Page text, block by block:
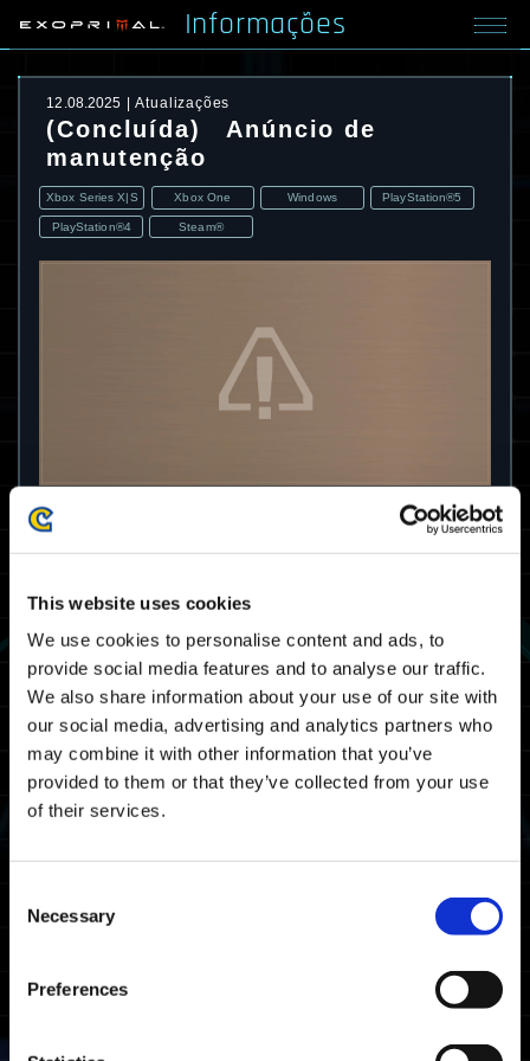
This website uses cookies
We use cookies to personalise content and ads, to
provide social media features and to analyse our traffic.
We also share information about your use of our site with
our social media, advertising and analytics partners who
may combine it with other information that you’ve
provided to them or that they’ve collected from your use
of their services.
Selection
Necessary
Preferences
Informações
12.08.2025 Atualizações
(Concluída) Anúncio de
manutenção
Xbox Series X|S Xbox One Windows PlayStation®5
PlayStation®4 Steam®
A manutenção para resolver os problemas
abaixo terminou.
--------------------------------------------------
Cronograma de manutenção
A manutenção de Exoprimal acontecerá nas
seguintes datas e horários. Neste período,
você não conseguirá jogar Exoprimal.
20/08 2025 03:00 UTC ～ 20/08 2025 06:00
08/19 2025 20:00 PDT ～ 08/19 2025 23:00
Obs.: data e horário sujeitos a alteração.
Plataformas afetadas